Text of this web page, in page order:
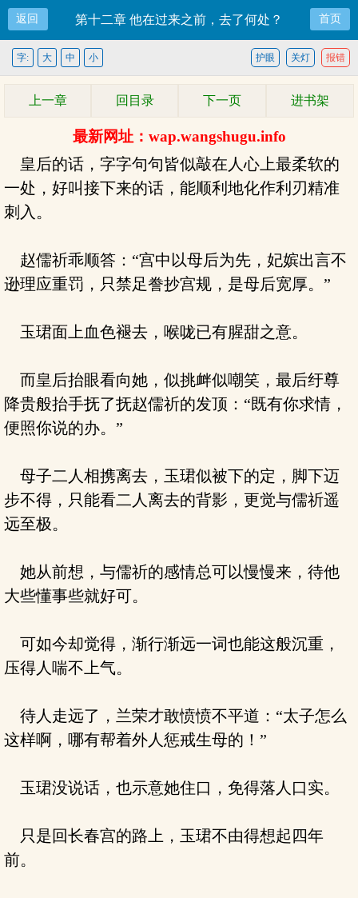
返回 第十二章 他在过来之前，去了何处？ 首页
报错
关灯
护眼
字: 大 中 小
上一章 回目录 下一页 进书架
最新网址：wap.wangshugu.info
皇后的话，字字句句皆似敲在人心上最柔软的
一处，好叫接下来的话，能顺利地化作利刃精准
刺入。
赵儒祈乖顺答：“宫中以母后为先，妃嫔出言不
逊理应重罚，只禁足誊抄宫规，是母后宽厚。”
玉珺面上血色褪去，喉咙已有腥甜之意。
而皇后抬眼看向她，似挑衅似嘲笑，最后纡尊
降贵般抬手抚了抚赵儒祈的发顶：“既有你求情，
便照你说的办。”
母子二人相携离去，玉珺似被下的定，脚下迈
步不得，只能看二人离去的背影，更觉与儒祈遥
远至极。
她从前想，与儒祈的感情总可以慢慢来，待他
大些懂事些就好可。
可如今却觉得，渐行渐远一词也能这般沉重，
压得人喘不上气。
待人走远了，兰荣才敢愤愤不平道：“太子怎么
这样啊，哪有帮着外人惩戒生母的！”
玉珺没说话，也示意她住口，免得落人口实。
只是回长春宫的路上，玉珺不由得想起四年
前。